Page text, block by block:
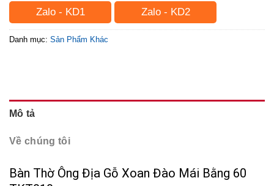
Zalo - KD1 Zalo - KD2
Danh mục: Sản Phẩm Khác
Mô tả
Về chúng tôi
Bàn Thờ Ông Địa Gỗ Xoan Đào Mái Bằng 60